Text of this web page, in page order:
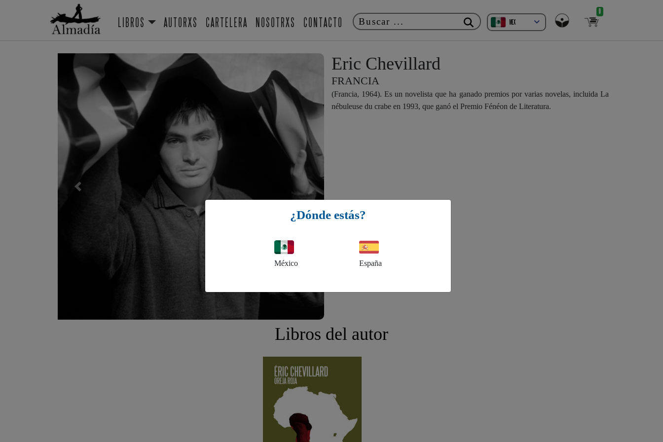
LIBROS AUTORXS CARTELERA NOSOTRXS CONTACTO MEX
0
Previous
Eric Chevillard
FRANCIA
(Francia, 1964). Es un novelista que ha ganado premios por varias novelas, incluida La
nébuleuse du crabe en 1993, que ganó el Premio Fénéon de Literatura.
Libros del autor
¿Dónde estás?
México España